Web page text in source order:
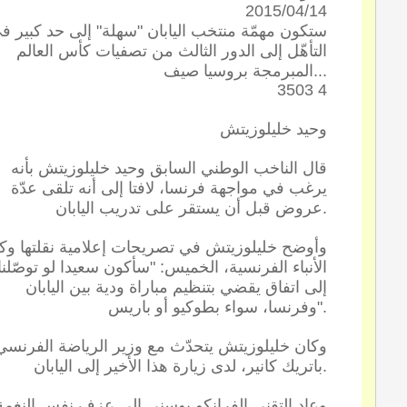
2015/04/14
ستكون مهمّة منتخب اليابان "سهلة" إلى حد كبير
التأهّل إلى الدور الثالث من تصفيات كأس العالم
المبرمجة بروسيا صيف...
3503 4
وحيد خليلوزيتش
قال الناخب الوطني السابق وحيد خليلوزيتش بأنه
يرغب في مواجهة فرنسا، لافتا إلى أنه تلقى عدّة
عروض قبل أن يستقر على تدريب اليابان.
وأوضح خليلوزيتش في تصريحات إعلامية نقلتها
الأنباء الفرنسية، الخميس: "سأكون سعيدا لو
إلى اتفاق يقضي بتنظيم مباراة ودية بين اليابان
وفرنسا، سواء بطوكيو أو باريس".
وكان خليلوزيتش يتحدّث مع وزير الرياضة
باتريك كانير، لدى زيارة هذا الأخير إلى اليابان.